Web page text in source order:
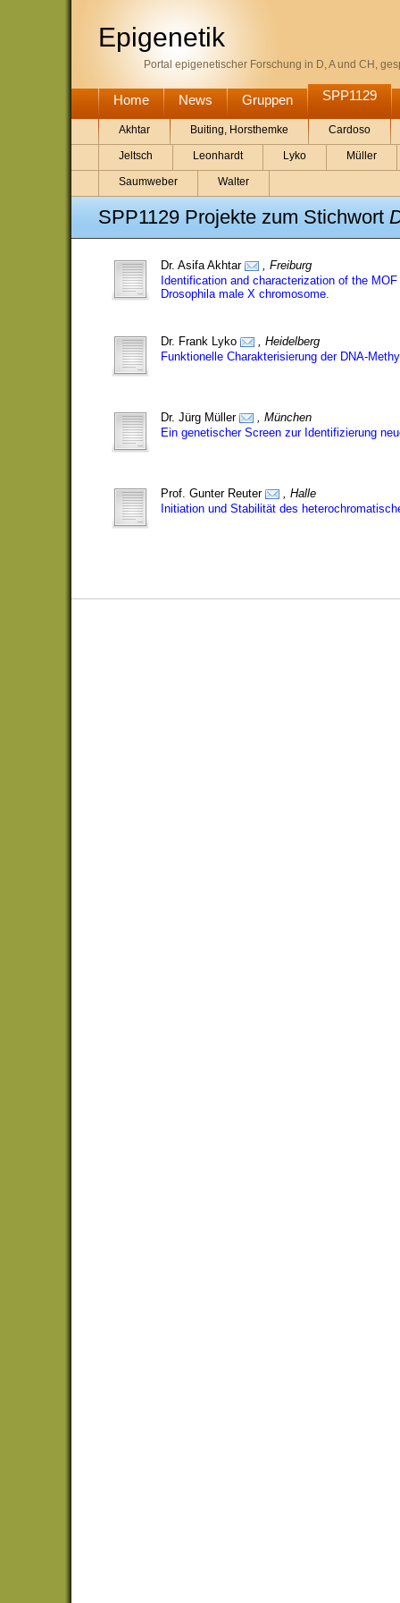
Epigenetik
Portal epigenetischer Forschung in D, A und CH,
Home News Gruppen SPP1129
Akhtar Buiting, Horsthemke Cardoso
Jeltsch Leonhardt Lyko Müller
Saumweber Walter
SPP1129 Projekte zum Stichwort
Dr. Asifa Akhtar
, Freiburg
Identification and characterization of the
Drosophila male X chromosome.
Dr. Frank Lyko
, Heidelberg
Funktionelle Charakterisierung der DNA-
Dr. Jürg Müller
, München
Ein genetischer Screen zur Identifizierung
Prof. Gunter Reuter
, Halle
Initiation und Stabilität des